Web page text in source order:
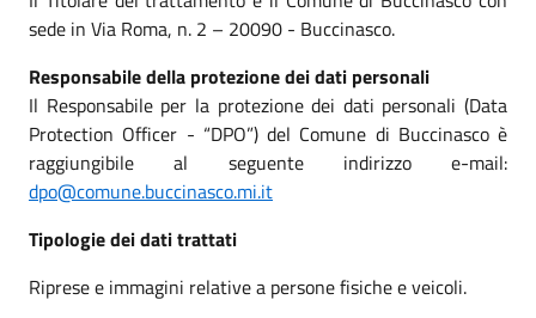
sede in Via Roma, n. 2 – 20090 - Buccinasco.
Responsabile della protezione dei dati personali
Il Responsabile per la protezione dei dati personali (Data
Protection Officer - “DPO”) del Comune di Buccinasco è
raggiungibile al seguente indirizzo e-mail:
dpo@comune.buccinasco.mi.it
Tipologie dei dati trattati
Riprese e immagini relative a persone fisiche e veicoli.